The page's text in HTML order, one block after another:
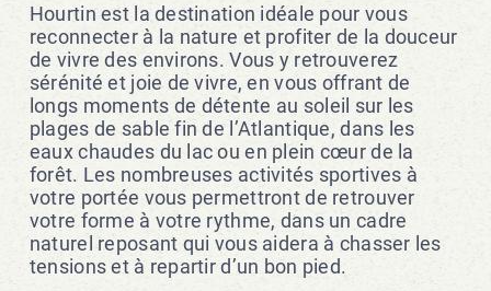
Hourtin est la destination idéale pour vous
reconnecter à la nature et profiter de la douceur
de vivre des environs. Vous y retrouverez
sérénité et joie de vivre, en vous offrant de
longs moments de détente au soleil sur les
plages de sable fin de l’Atlantique, dans les
eaux chaudes du lac ou en plein cœur de la
forêt. Les nombreuses activités sportives à
votre portée vous permettront de retrouver
votre forme à votre rythme, dans un cadre
naturel reposant qui vous aidera à chasser les
tensions et à repartir d’un bon pied.